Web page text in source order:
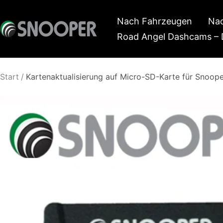
zum
Inhalt
Nach Fahrzeugen
Road Angel Dashcams
Snooper
Start Kartenaktualisierung auf Micro-SD-Karte für